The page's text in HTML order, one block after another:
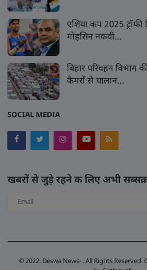
एशिया कप 2025 ट्रॉफी
मोहसिन नकवी...
बिहार परिवहन विभाग
कैमरों से चालान...
SOCIAL MEDIA
खबरों से जुड़े रहने क लिए अभी
© 2022. Deswa News- . All Rights Reserved.